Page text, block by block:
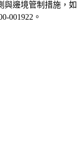
與邊境管制措施， 如
001922。